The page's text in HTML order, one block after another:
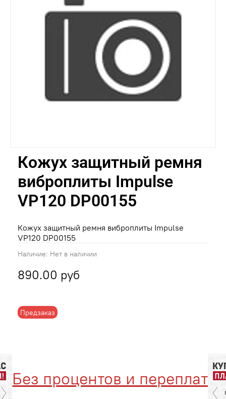
Наличие: Нет в наличии
Предзаказ
Кожух защитный ремня
виброплиты Impulse
VP120 DP00155
890.00 руб
Кожух защитный ремня виброплиты Impulse
VP120 DP00155
Без процентов и переплат